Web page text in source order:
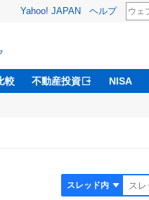
Yahoo! JAPAN ヘルプ
較 不動産投資 NISA